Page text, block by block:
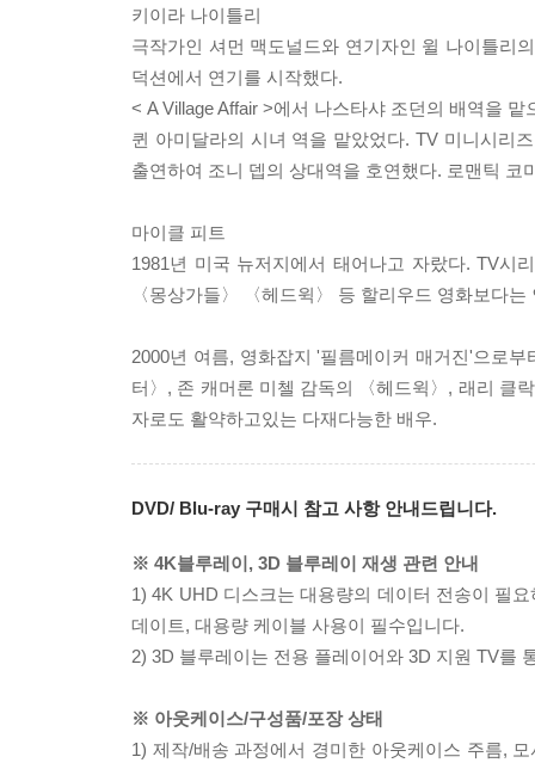
키이라 나이틀리
극작가인 셔먼 맥도널드와 연기자인 윌 나이틀리
덕션에서 연기를 시작했다.
< A Village Affair >에서 나스타샤 조던의 배역을
퀸 아미달라의 시녀 역을 맡았었다. TV 미니시리
출연하여 조니 뎁의 상대역을 호연했다. 로맨틱
마이클 피트
1981년 미국 뉴저지에서 태어나고 자랐다. TV시
〈몽상가들〉 〈헤드윅〉 등 할리우드 영화보다
2000년 여름, 영화잡지 '필름메이커 매거진'으로
터〉, 존 캐머론 미첼 감독의 〈헤드윅〉, 래리 클
자로도 활약하고있는 다재다능한 배우.
DVD/ Blu-ray 구매시 참고 사항 안내드립니다.
※ 4K블루레이, 3D 블루레이 재생 관련 안내
1) 4K UHD 디스크는 대용량의 데이터 전송이 필
데이트, 대용량 케이블 사용이 필수입니다.
2) 3D 블루레이는 전용 플레이어와 3D 지원 TV를
※ 아웃케이스/구성품/포장 상태
1) 제작/배송 과정에서 경미한 아웃케이스 주름,